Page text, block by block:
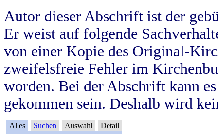
Autor dieser Abschrift ist der
Er weist auf folgende
von einer Kopie des Original-
zweifelsfreie Fehler im
worden. Bei der Abschrift kann
gekommen sein. Deshalb wird
Alles Suchen Auswahl Detail